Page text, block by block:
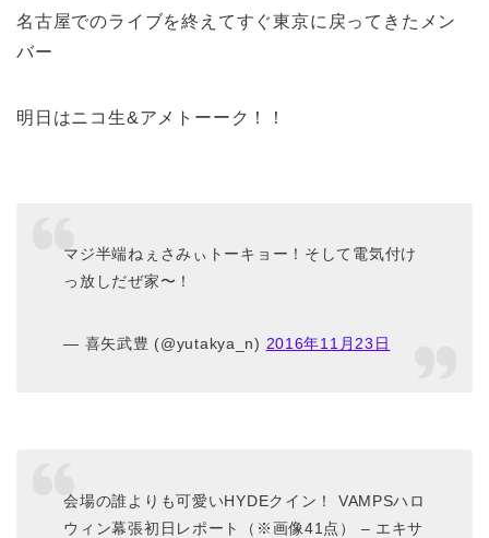
名古屋でのライブを終えてすぐ東京に戻ってきたメン
バー
明日はニコ生&アメトーーク！！
マジ半端ねぇさみぃトーキョー！そして電気付け
っ放しだぜ家〜！
— 喜矢武豊 (@yutakya_n) 2016年11月23日
会場の誰よりも可愛いHYDEクイン！ VAMPSハロ
ウィン幕張初日レポート（※画像41点） – エキサ